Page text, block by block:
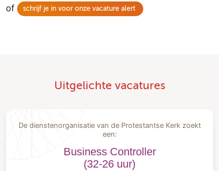
of schrijf je in voor onze vacature alert
Uitgelichte vacatures
Business Controller
(32-26 uur)
De dienstenorganisatie van de Protestantse Kerk zoekt
een: